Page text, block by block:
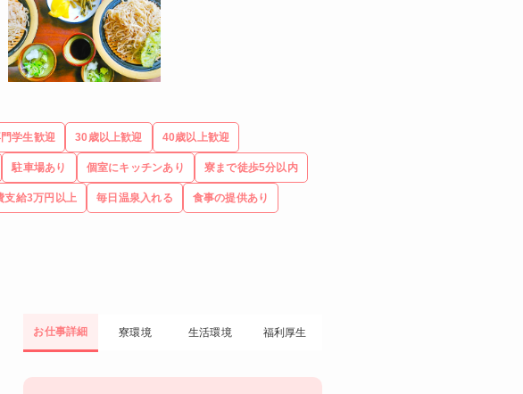
学生歓迎 30歳以上歓迎 40歳以上歓迎
駐車場あり 個室にキッチンあり 寮まで徒歩5分以内
支給3万円以上 毎日温泉入れる 食事の提供あり
お仕事詳細 寮環境 生活環境 福利厚生